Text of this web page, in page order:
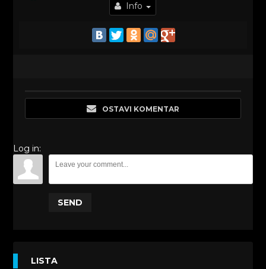
Info
OSTAVI KOMENTAR
Log in:
SEND
LISTA